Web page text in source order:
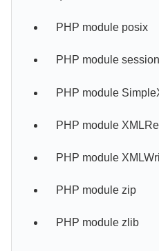
PHP module posix
PHP module session
PHP module
PHP module
PHP module
PHP module zip
PHP module zlib